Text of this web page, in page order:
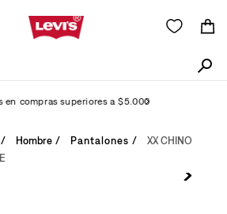
en compras superiores a $5.000
Hombre Pantalones
XX CHINO